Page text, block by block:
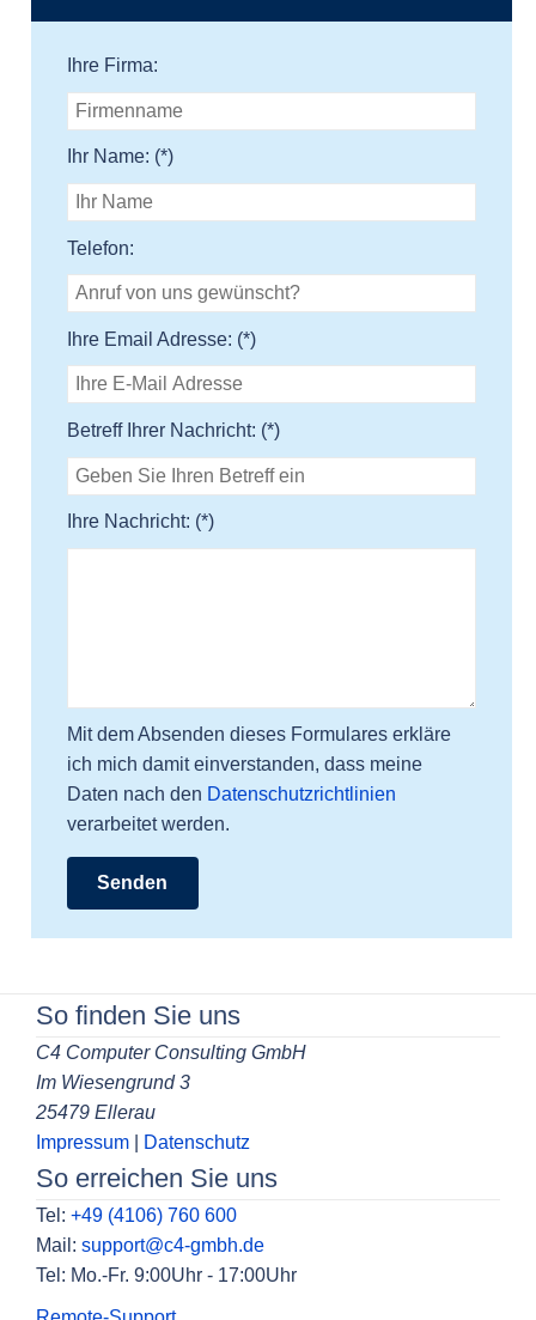
Ihre Firma:
Ihr Name: (*)
Telefon:
Ihre Email Adresse: (*)
Betreff Ihrer Nachricht: (*)
Ihre Nachricht: (*)
Mit dem Absenden dieses Formulares erkläre
ich mich damit einverstanden, dass meine
Daten nach den Datenschutzrichtlinien
verarbeitet werden.
So finden Sie uns
C4 Computer Consulting GmbH
Im Wiesengrund 3
25479 Ellerau
Impressum
Datenschutz
So erreichen Sie uns
Tel: +49 (4106) 760 600
Mail: support@c4-gmbh.de
Tel: Mo.-Fr. 9:00Uhr - 17:00Uhr